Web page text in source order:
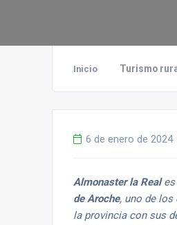
Inicio Turismo
6 de enero de 2024
Almonaster la Reales
de Aroche, uno de los
la provincia con sus